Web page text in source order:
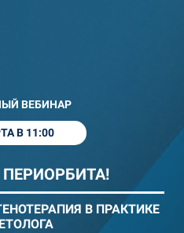
ВЕБИНАР
В 11:00
В ПРАКТИКЕ